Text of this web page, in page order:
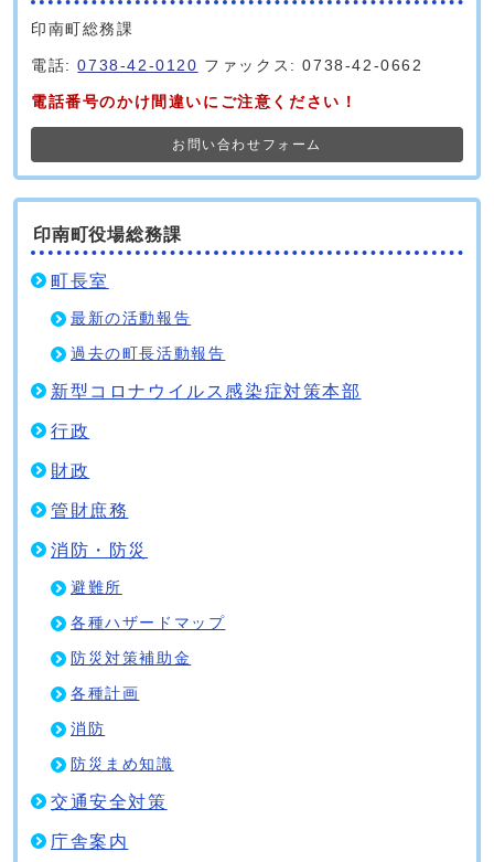
印南町総務課
電話:0738-42-0120 ファックス: 0738-42-0662
電話番号のかけ間違いにご注意ください！
お問い合わせフォーム
印南町役場総務課
町長室
最新の活動報告
過去の町長活動報告
新型コロナウイルス感染症対策本部
行政
財政
管財庶務
消防・防災
避難所
各種ハザードマップ
防災対策補助金
各種計画
消防
防災まめ知識
交通安全対策
庁舎案内